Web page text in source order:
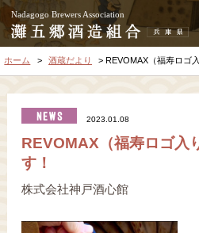
Nadagogo Brewers Association
ホーム 酒蔵だより REVOMAX（福寿ロゴ
2023.01.08
REVOMAX（福寿ロゴ入
す！
株式会社神戸酒心館